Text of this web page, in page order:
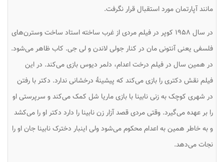
مانند آپارتمان مورد استقبال قرار نگرفت.
در سال ۱۹۵۸ کوپر در فیلم مردی از غرب ساخته استاد ساخت وسترن‌های
فلسفی یعنی آنتونی مان در کنار جولی لاندن و لی جی. کاب ظاهر می‌شود.
در همین سال در فیلم درخت اعدام، دلمر دیوس بازی می‌کند. در این
فیلم نقش دکتری را بازی می‌کند که پیشینهٔ درخشانی ندارد. دکتر با رفتن
در شهری کوچک به زنی نابینا با بازی ماریا شل کمک می‌کند و سرپرستی او
را بر عهده می‌گیرد. وقتی مردی قصد آزار زن نابینا را دارد دکتر او را می‌کشد
و به خاطر همین به اعدام محکوم می‌شود ولی اینبار دخترک نابینا جان او را
نجات می‌دهد.